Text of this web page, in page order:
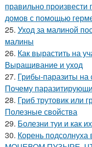
правильно
домов с помощью
25. Уход за малиной
малины
26. Как вырастить на
Выращивание и уход
27. Грибы-паразиты на
Почему
28. Гриб трутовик или
Полезные свойства
29. Болезни туи и как
30. Корень